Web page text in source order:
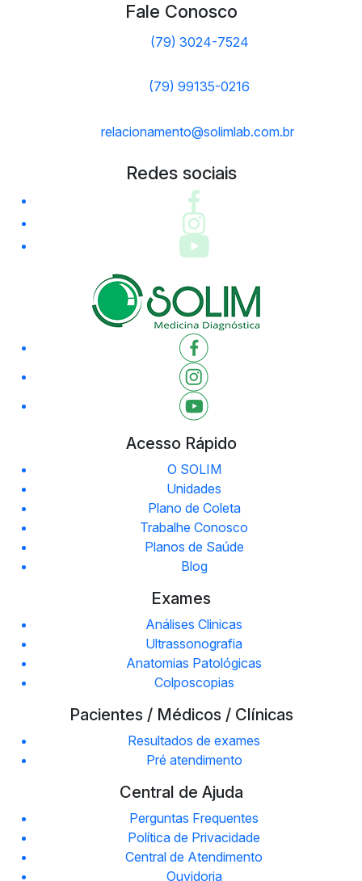
Fale Conosco
(79) 3024-7524
(79) 99135-0216
relacionamento@solimlab.com.br
Redes sociais
Acesso Rápido
O SOLIM
Unidades
Plano de Coleta
Trabalhe Conosco
Planos de Saúde
Blog
Exames
Análises Clinicas
Ultrassonografia
Anatomias Patológicas
Colposcopias
Pacientes / Médicos / Clínicas
Resultados de exames
Pré atendimento
Central de Ajuda
Perguntas Frequentes
Política de Privacidade
Central de Atendimento
Ouvidoria